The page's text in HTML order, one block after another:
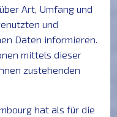
Art, Umfang und
und
Daten informieren.
mittels dieser
zustehenden
hat als für die